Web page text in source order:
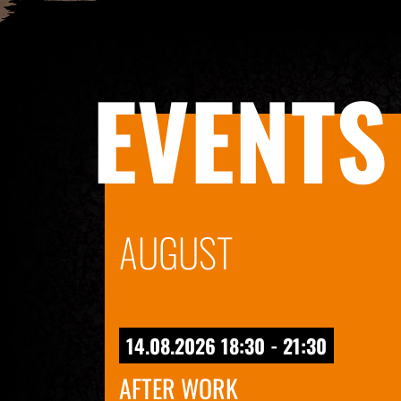
EVENTS
AUGUST
14.08.2026 18:30 - 21:30
AFTER WORK